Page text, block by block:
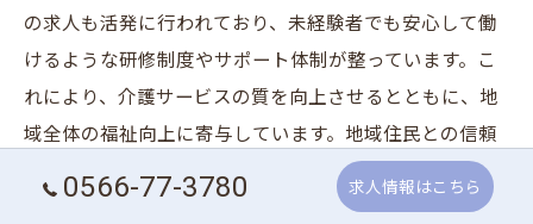
の求人も活発に行われており、未経験者でも安心して働
けるような研修制度やサポート体制が整っています。こ
れにより、介護サービスの質を向上させるとともに、地
域全体の福祉向上に寄与しています。地域住民との信頼
関係を築き、地域社会の一員としての役割を果たすこと
で、施設としての存在意義を高めているのです。
0566-77-3780 求人情報はこちら